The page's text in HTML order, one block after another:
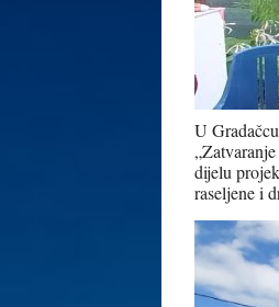
U
dijelu
raseljene i